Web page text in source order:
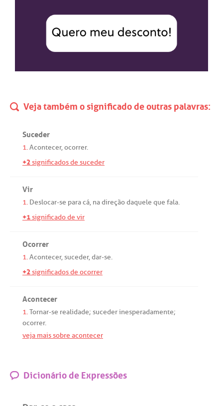
Veja também o significado de outras palavras:
Suceder
1.Acontecer,ocorrer.
+2significados de suceder
Vir
1. Deslocar-se paracá, nadireçãodaquele que fala.
+1significado de vir
Ocorrer
1.Acontecer,suceder,dar-se.
+2significados de ocorrer
Acontecer
1.Tornar-se realidade; sucederinesperadamente;
ocorrer.
veja mais sobre acontecer
Dicionário de Expressões